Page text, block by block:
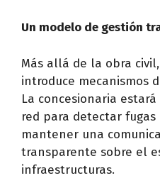
Un modelo de gestión
Más allá de la obra
introduce mecanismos
La concesionaria
red para detectar
mantener una
transparente sobre el
infraestructuras.